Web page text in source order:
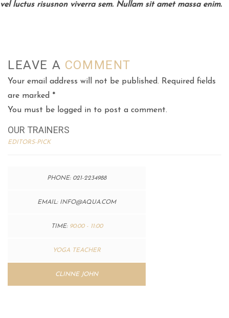
vel luctus risusnon viverra sem. Nullam sit amet massa enim.
LEAVE A COMMENT
Your email address will not be published. Required fields
are marked *
You must be logged in to post a comment.
OUR TRAINERS
EDITORS-PICK
PHONE: 021-2234988
EMAIL: INFO@AQUA.COM
TIME: 90:00 - 11:00
YOGA TEACHER
CLINNE JOHN